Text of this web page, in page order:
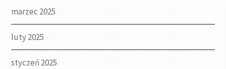
marzec 2025
luty 2025
styczeń 2025